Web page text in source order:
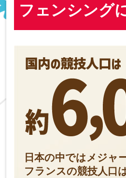
フェンシング
日本の中ではメジャ
フランスの競技人口